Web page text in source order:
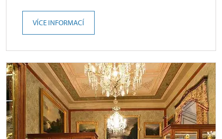
VÍCE INFORMACÍ